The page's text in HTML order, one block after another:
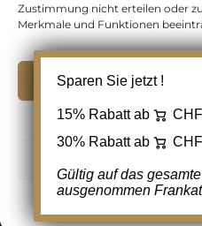
Zustimmung nicht erteilen oder
Merkmale und Funktionen
Zensurbelege
Copyright 2012 - 2024
Reserved |
PCI
Sparen Sie jetzt !
15% Rabatt ab
30% Rabatt ab
Gültig auf das
ausgenommen